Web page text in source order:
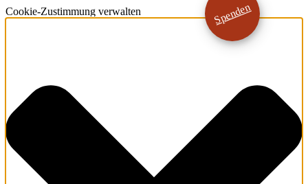
Cookie-Zustimmung verwalten Spenden